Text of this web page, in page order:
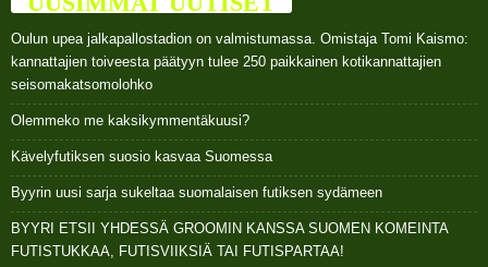
Oulun upea jalkapallostadion on valmistumassa. Omistaja Tomi Kaismo:
kannattajien toiveesta päätyyn tulee 250 paikkainen kotikannattajien
seisomakatsomolohko
Olemmeko me kaksikymmentäkuusi?
Kävelyfutiksen suosio kasvaa Suomessa
Byyrin uusi sarja sukeltaa suomalaisen futiksen sydämeen
BYYRI ETSII YHDESSÄ GROOMIN KANSSA SUOMEN KOMEINTA
FUTISTUKKAA, FUTISVIIKSIÄ TAI FUTISPARTAA!